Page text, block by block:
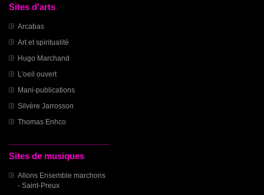
Sites d'arts
Arcabas
Art et spiritualité
Hugo Marchand
L'oeil ouvert
Mani-publications
Silvère Jarrosson
Thomas Enhco
Sites de musiques
Allons Ensemble marchons
- Saint-Preux